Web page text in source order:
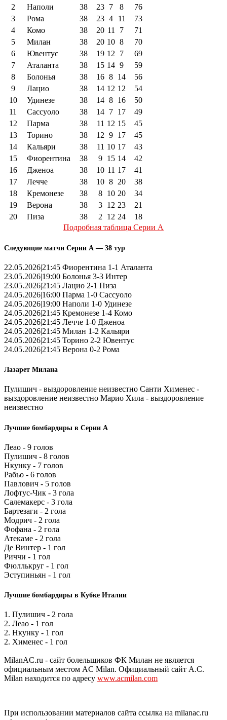
2
Наполи 38 23 7 8
76
3
Рома 38 23 4 11
73
4
Комо 38 20 11 7
71
5
Милан 38 20 10 8
70
6
Ювентус 38 19 12 7
69
7
Аталанта 38 15 14 9
59
8
Болонья 38 16 8 14
56
9
Лацио 38 14 12 12
54
10
Удинезе 38 14 8 16
50
11
Сассуоло 38 14 7 17
49
12
Парма 38 11 12 15
45
13
Торино 38 12 9 17
45
14
Кальяри 38 11 10 17
43
15
Фиорентина 38 9 15 14
42
16
Дженоа 38 10 11 17
41
17
Лечче 38 10 8 20
38
18
Кремонезе 38 8 10 20
34
19
Верона 38 3 12 23
21
20
Пиза 38 2 12 24
18
Подробная таблица Серии А
Следующие матчи Серии А — 38 тур
22.05.2026|21:45 Фиорентина 1-1 Аталанта
23.05.2026|19:00 Болонья 3-3 Интер
23.05.2026|21:45 Лацио 2-1 Пиза
24.05.2026|16:00 Парма 1-0 Сассуоло
24.05.2026|19:00 Наполи 1-0 Удинезе
24.05.2026|21:45 Кремонезе 1-4 Комо
24.05.2026|21:45 Лечче 1-0 Дженоа
24.05.2026|21:45 Милан 1-2 Кальяри
24.05.2026|21:45 Торино 2-2 Ювентус
24.05.2026|21:45 Верона 0-2 Рома
Лазарет Милана
Пулишич - выздоровление неизвестно Санти Хименес -
выздоровление неизвестно Марио Хила - выздоровление
неизвестно
Лучшие бомбардиры в Серии А
Леао - 9 голов
Пулишич - 8 голов
Нкунку - 7 голов
Рабьо - 6 голов
Павлович - 5 голов
Лофтус-Чик - 3 гола
Салемакерс - 3 гола
Бартезаги - 2 гола
Модрич - 2 гола
Фофана - 2 гола
Атекаме - 2 гола
Де Винтер - 1 гол
Риччи - 1 гол
Фюллькруг - 1 гол
Эступиньян - 1 гол
Лучшие бомбардиры в Кубке Италии
1. Пулишич - 2 гола
2. Леао - 1 гол
2. Нкунку - 1 гол
2. Хименес - 1 гол
MilanAC.ru - сайт болельщиков ФК Милан не является
официальным местом AC Milan. Официальный сайт A.C.
Milan находится по адресу www.acmilan.com
При использовании материалов сайта ссылка на milanac.ru